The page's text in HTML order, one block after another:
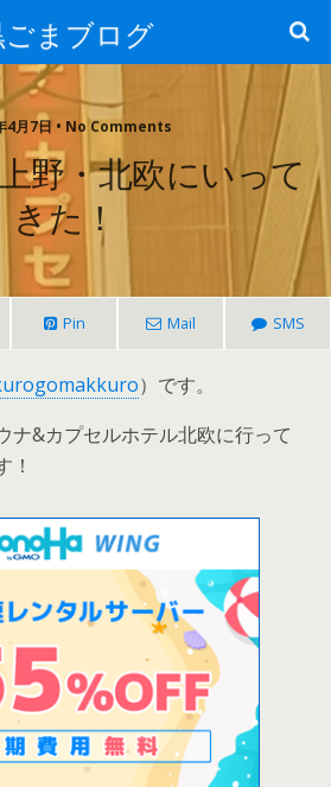
まブログ
4月7日 • No Comments
野・北欧にいって
きた！
Pin Mail SMS
）です。
ナ&カプセルホテル北欧に行って
！